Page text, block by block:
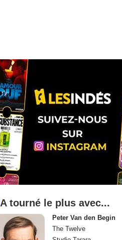
A tourné le plus avec...
Peter Van den Begin
The Twelve